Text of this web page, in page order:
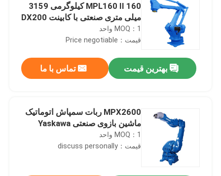
صفحه اصلی
محصولات
فیلم های
MPL160 II 160 کیلوگرمی 3159
میلی متری صنعتی با کابینت DX200
با پوزیشنر
MOQ：1 واحد
قیمت：Price negotiable
بهترین قیمت تماس با ما
MPX2600 ربات سمپاش اتوماتیک
ماشین بازوی صنعتی Yaskawa
MOQ：1 واحد
قیمت：discuss personally